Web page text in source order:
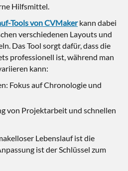
Hilfsmittel.
Tools von CVMakerkann dabei
verschiedenen Layouts und
Das Tool sorgt dafür, dass die
professionell ist, während man
kann:
Fokus auf Chronologie und
von Projektarbeit und schnellen
Lebenslauf ist die
ist der Schlüssel zum